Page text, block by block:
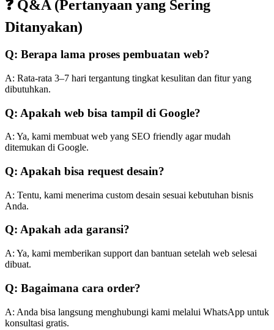
❓ Q&A (Pertanyaan yang Sering
Ditanyakan)
Q: Berapa lama proses pembuatan web?
A: Rata-rata 3–7 hari tergantung tingkat kesulitan dan fitur yang
dibutuhkan.
Q: Apakah web bisa tampil di Google?
A: Ya, kami membuat web yang SEO friendly agar mudah
ditemukan di Google.
Q: Apakah bisa request desain?
A: Tentu, kami menerima custom desain sesuai kebutuhan bisnis
Anda.
Q: Apakah ada garansi?
A: Ya, kami memberikan support dan bantuan setelah web selesai
dibuat.
Q: Bagaimana cara order?
A: Anda bisa langsung menghubungi kami melalui WhatsApp untuk
konsultasi gratis.